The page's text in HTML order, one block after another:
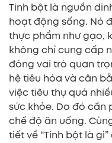
Tinh bột là nguồn
hoạt động sống. Nó
thực phẩm như gạo,
không chỉ cung cấp
đóng vai trò quan
hệ tiêu hóa và cân
việc tiêu thụ quá
sức khỏe. Do đó cần
chế độ ăn uống.
tiết về “Tinh bột là